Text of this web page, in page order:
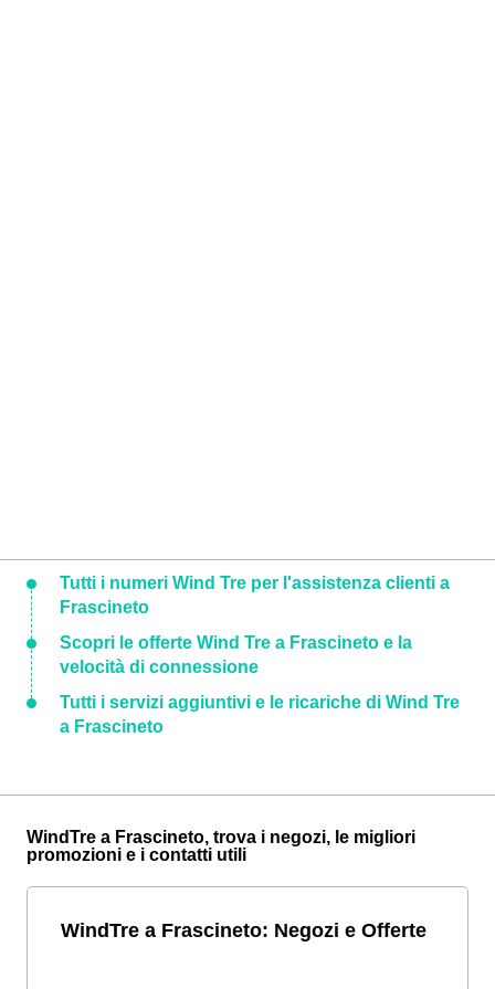
Tutti i numeri Wind Tre per l'assistenza clienti a
Frascineto
Scopri le offerte Wind Tre a Frascineto e la
velocità di connessione
Tutti i servizi aggiuntivi e le ricariche di Wind Tre
a Frascineto
WindTre a Frascineto, trova i negozi, le migliori
promozioni e i contatti utili
WindTre a Frascineto: Negozi e Offerte